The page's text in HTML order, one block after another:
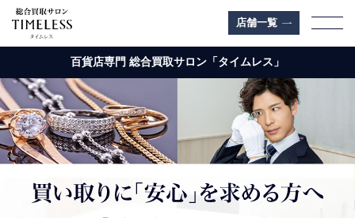
百貨店専門 総合買取サロン「タイムレス」
店舗一覧